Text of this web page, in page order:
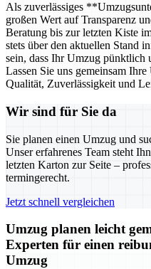
Als zuverlässiges
großen Wert auf Transparenz
Beratung bis zur letzten Kiste
stets über den aktuellen Stand
sein, dass Ihr Umzug pünktlich
Lassen Sie uns gemeinsam
Qualität, Zuverlässigkeit und
Wir sind für Sie da
Sie planen einen Umzug und
Unser erfahrenes Team steht
letzten Karton zur Seite –
termingerecht.
Jetzt schnell vergleichen
Umzug planen leicht
Experten für einen
Umzug